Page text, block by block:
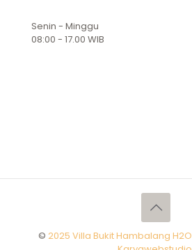
Senin - Minggu
08:00 - 17.00 WIB
© 2025 Villa Bukit Hambalang H2O